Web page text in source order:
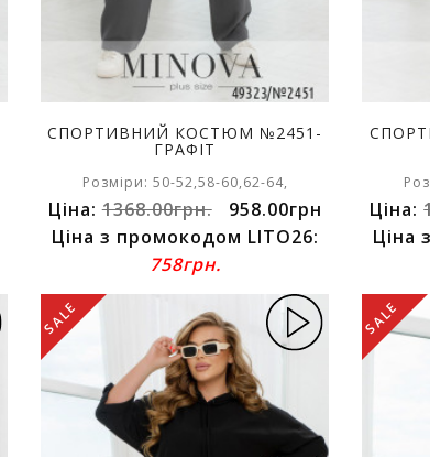
СПОРТИВНИЙ КОСТЮМ №2451-
ГРАФІТ
Розміри: 50-52,58-60,62-64,
Ціна:1368.00грн.
958.00грн
Ціна з промокодом LITO26:
758грн.
Ціна:
Ціна
SALE SALE